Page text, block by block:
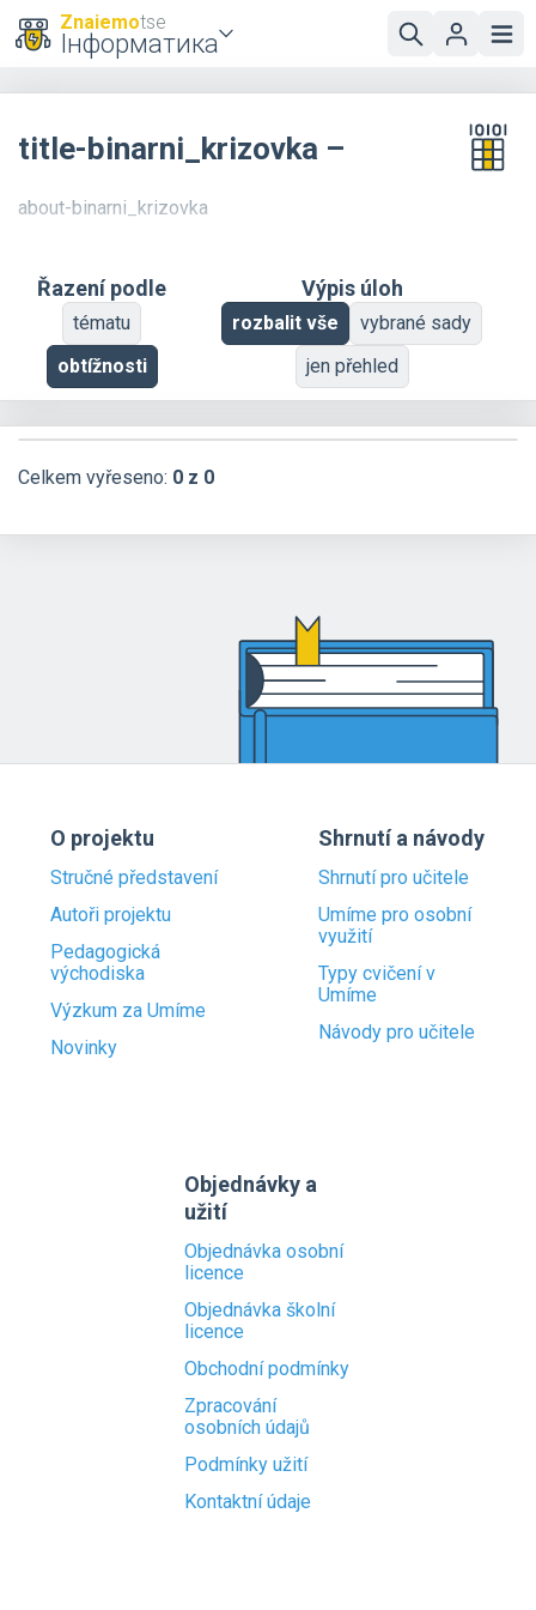
Znaiemotse
Інформатика
title-binarni_krizovka –
about-binarni_krizovka
Řazení podle
tématu
obtížnosti
Výpis úloh
rozbalit vše
vybrané sady
jen přehled
Celkem vyřeseno: 0 z 0
O projektu
Stručné představení
Autoři projektu
Pedagogická
východiska
Výzkum za Umíme
Novinky
Shrnutí a návody
Shrnutí pro učitele
Umíme pro osobní
využití
Typy cvičení v
Umíme
Návody pro učitele
Objednávky a
užití
Objednávka osobní
licence
Objednávka školní
licence
Obchodní podmínky
Zpracování
osobních údajů
Podmínky užití
Kontaktní údaje